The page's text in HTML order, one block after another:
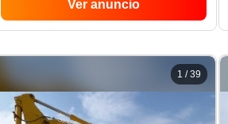
Ver anuncio
1 /39